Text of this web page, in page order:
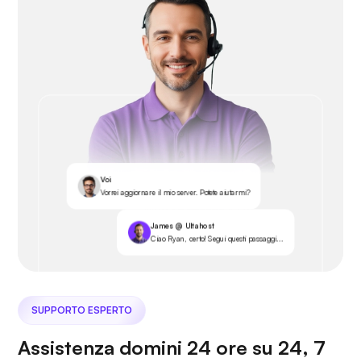
Voi
Vorrei aggiornare il mio server. Potete aiutarmi?
James @ Ultahost
Ciao Ryan, certo! Segui questi passaggi...
SUPPORTO ESPERTO
Assistenza domini 24 ore su 24, 7